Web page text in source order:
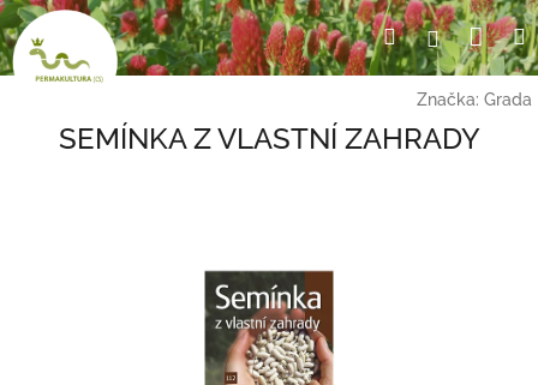
Přejít
na
obsah
HledatPřihlášení
Značka: Grada
SEMÍNKA Z VLASTNÍ ZAHRADY